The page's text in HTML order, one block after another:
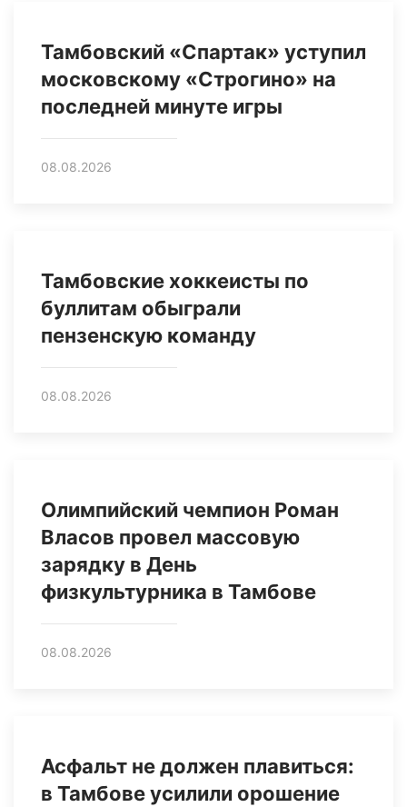
Тамбовский «Спартак» уступил
московскому «Строгино» на
последней минуте игры
08.08.2026
Тамбовские хоккеисты по
буллитам обыграли
пензенскую команду
08.08.2026
Олимпийский чемпион Роман
Власов провел массовую
зарядку в День
физкультурника в Тамбове
08.08.2026
Асфальт не должен плавиться:
в Тамбове усилили орошение